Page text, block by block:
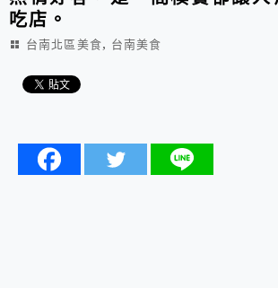
吃店。
台南北區美食, 台南美食